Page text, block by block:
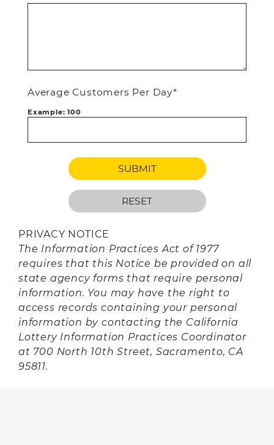
Average Customers Per Day*
Example: 100
PRIVACY NOTICE
The Information Practices Act of 1977
requires that this Notice be provided on all
state agency forms that require personal
information. You may have the right to
access records containing your personal
information by contacting the California
Lottery Information Practices Coordinator
at 700 North 10th Street, Sacramento, CA
95811.